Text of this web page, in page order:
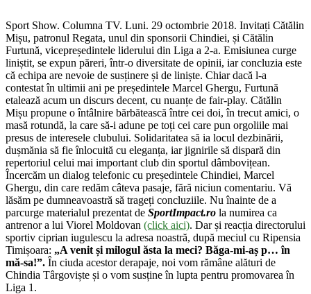
Sport Show. Columna TV. Luni. 29 octombrie 2018. Invitați Cătălin
Mișu, patronul Regata, unul din sponsorii Chindiei, și Cătălin
Furtună, vicepreședintele liderului din Liga a 2-a. Emisiunea curge
liniștit, se expun păreri, într-o diversitate de opinii, iar concluzia este
că echipa are nevoie de susținere și de liniște. Chiar dacă l-a
contestat în ultimii ani pe președintele Marcel Ghergu, Furtună
etalează acum un discurs decent, cu nuanțe de fair-play. Cătălin
Mișu propune o întâlnire bărbătească între cei doi, în trecut amici, o
masă rotundă, la care să-i adune pe toți cei care pun orgoliile mai
presus de interesele clubului. Solidaritatea să ia locul dezbinării,
dușmănia să fie înlocuită cu eleganța, iar jignirile să dispară din
repertoriul celui mai important club din sportul dâmbovițean.
Încercăm un dialog telefonic cu președintele Chindiei, Marcel
Ghergu, din care redăm câteva pasaje, fără niciun comentariu. Vă
lăsăm pe dumneavoastră să trageți concluziile. Nu înainte de a
parcurge materialul prezentat de SportImpact.ro la numirea ca
antrenor a lui Viorel Moldovan (click aici). Dar și reacția directorului
sportiv ciprian iugulescu la adresa noastră, după meciul cu Ripensia
Timișoara: „A venit și milogul ăsta la meci? Băga-mi-aș p… în
mă-sa!”. În ciuda acestor derapaje, noi vom rămâne alături de
Chindia Târgoviște și o vom susține în lupta pentru promovarea în
Liga 1.